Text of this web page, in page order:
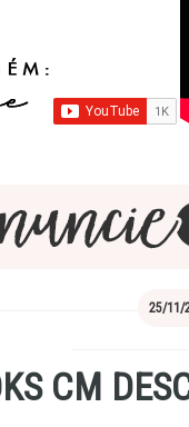
25/11/
CM